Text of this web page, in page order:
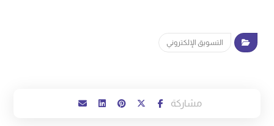
التسويق الإلكتروني